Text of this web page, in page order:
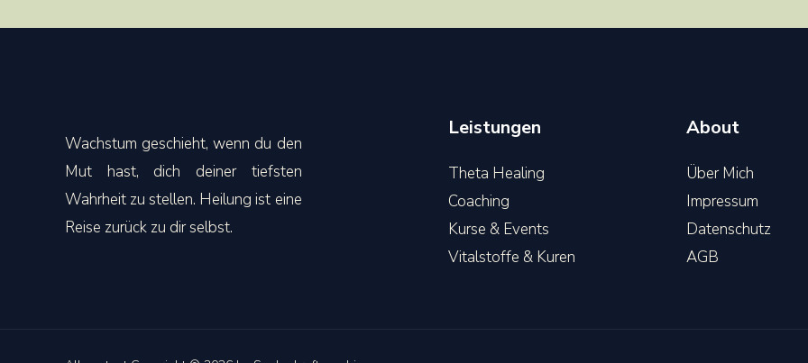
Wachstum geschieht, wenn du den
Mut hast, dich deiner tiefsten
Wahrheit zu stellen. Heilung ist eine
Reise zurück zu dir selbst.
Leistungen
Theta Healing
Coaching
Kurse & Events
Vitalstoffe & Kuren
About
Über Mich
Impressum
Datenschutz
AGB